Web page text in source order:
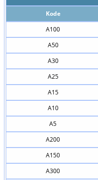
Kode
A100
A50
A30
A25
A15
A10
A5
A200
A150
A300